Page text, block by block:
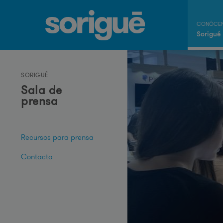
Sorigué
SORIGUÉ
Sala de
prensa
Recursos para prensa
Contacto